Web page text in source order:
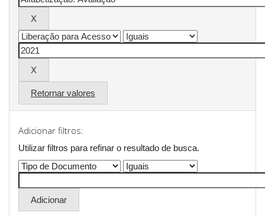
Retornar valores
Adicionar filtros:
Utilizar filtros para refinar o resultado de busca.